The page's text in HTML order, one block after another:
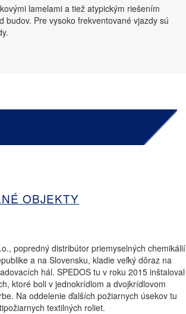
lamelami a tiež atypickým riešením
Pre vysoko frekventované vjazdy sú
OBJEKTY
popredný distribútor priemyselných chemikálií
a na Slovensku, kladie veľký dôraz na
hál. SPEDOS tu v roku 2015 inštaloval
ktoré boli v jednokrídlom a dvojkrídlovom
Na oddelenie ďalších požiarnych úsekov tu
textilných roliet.